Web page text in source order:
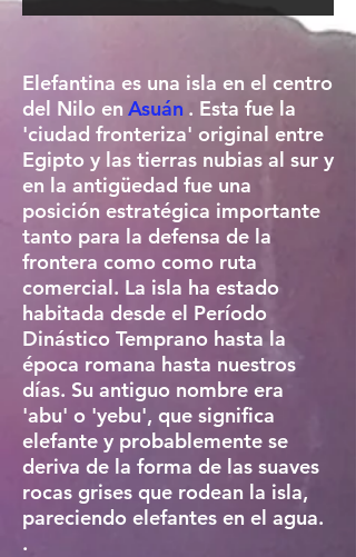
Elefantina es una isla en el centro
del Nilo en Asuán . Esta fue la
'ciudad fronteriza' original entre
Egipto y las tierras nubias al sur y
en la antigüedad fue una
posición estratégica importante
tanto para la defensa de la
frontera como como ruta
comercial. La isla ha estado
habitada desde el Período
Dinástico Temprano hasta la
época romana hasta nuestros
días. Su antiguo nombre era
'abu' o 'yebu', que significa
elefante y probablemente se
deriva de la forma de las suaves
rocas grises que rodean la isla,
pareciendo elefantes en el agua.
.